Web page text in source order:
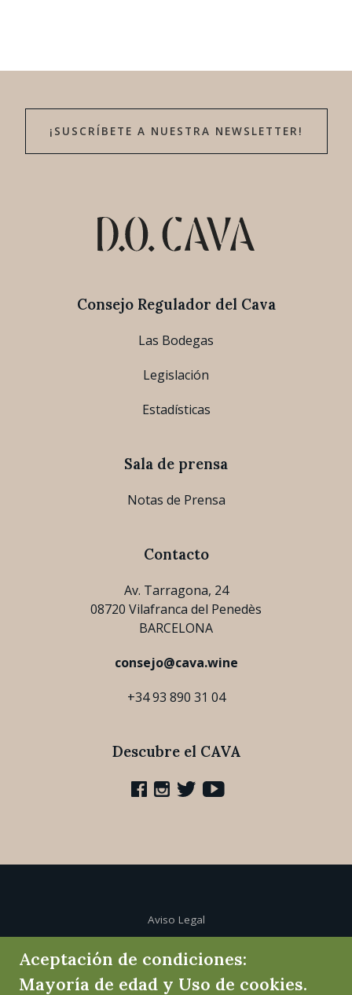
¡SUSCRÍBETE A NUESTRA NEWSLETTER!
Consejo Regulador del Cava
Las Bodegas
Legislación
Estadísticas
Sala de prensa
Notas de Prensa
Contacto
Av. Tarragona, 24
08720 Vilafranca del Penedès
BARCELONA
consejo@cava.wine
+34 93 890 31 04
Descubre el CAVA
Aviso Legal
Política de cookies
Aceptación de condiciones:
Mayoría de edad y Uso de cookies.